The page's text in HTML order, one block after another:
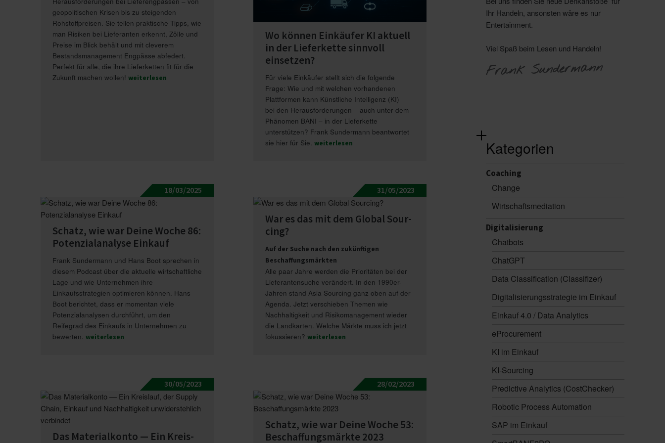
geopolitischen Krisen bis zu steigenden
Rohstoffpreisen. Sie teilen praktische Tipps, wie
man Risiken bei Lieferanten erkennt, Zölle und
Preise im Blick behält und mit cleverem
Bestandsmanagement Engpässe abfedert.
Perfekt für alle, die ihre Lieferketten fit für die
Zukunft machen wollen!weiterlesen
Wo können Einkäufer KI aktuell
in der Liefer­kette sinnvoll
einsetzen?
Für viele Einkäufer stellt sich die folgende
Frage: Wie und mit welchen vorhandenen
Plattformen kann Künstliche Intelligenz (KI)
bei den Herausforderungen – auch unter dem
Phänomen BANI – in der Lieferkette
unterstützen? Frank Sundermann beantwortet
sie hier für Sie. weiterlesen
18/03/2025
Schatz, wie war Deine Woche 86:
Poten­zi­al­analyse Einkauf
Frank Sundermann und Hans Boot sprechen in
diesem Podcast über die aktuelle wirtschaftliche
Lage und wie Unternehmen ihre
Einkaufsstrategien optimieren können. Hans
Boot berichtet, dass er momentan viele
Potenzialanalysen durchführt, um den
Reifegrad des Einkaufs in Unternehmen zu
bewerten.weiterlesen
31/05/2023
War es das mit dem Global Sour­
cing?
Auf der Suche nach den zukünftigen
Beschaffungsmärkten
Alle paar Jahre werden die Prioritäten bei der
Lieferantensuche verändert. In den 1990er-
Jahren stand Asia Sourcing ganz oben auf der
Agenda. Jetzt verschieben Themen wie
Nachhaltigkeit und Risikomanagement wieder
die Landkarten. Welche Märkte muss ich jetzt
fokussieren? weiterlesen
30/05/2023
Das Mate­ri­al­konto — Ein Kreis­
28/02/2023
Schatz, wie war Deine Woche 53:
Beschaf­fungs­märkte 2023
Ihr Handeln, ansonsten wäre es nur
Entertainment.
Viel Spaß beim Lesen und Handeln!
Frank Sundermann
Kategorien
Coaching
Change
Wirtschaftsmediation
Digitalisierung
Chatbots
ChatGPT
Data Classification (Classifizer)
Digitalisierungsstrategie im Einkauf
Einkauf 4.0 / Data Analytics
eProcurement
KI im Einkauf
KI-Sourcing
Predictive Analytics (CostChecker)
Robotic Process Automation
SAP im Einkauf